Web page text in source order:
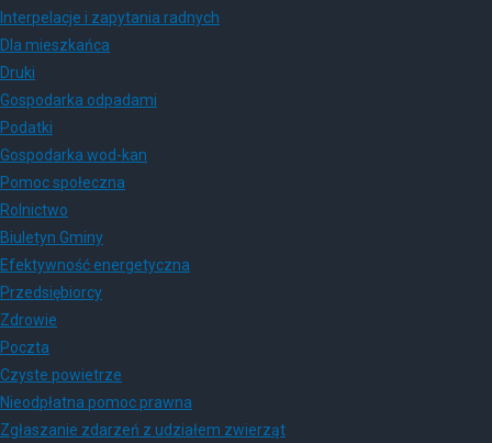
Interpelacje i zapytania radnych
Dla mieszkańca
Druki
Gospodarka odpadami
Podatki
Gospodarka wod-kan
Pomoc społeczna
Rolnictwo
Biuletyn Gminy
Efektywność energetyczna
Przedsiębiorcy
Zdrowie
Poczta
Czyste powietrze
Nieodpłatna pomoc prawna
Zgłaszanie zdarzeń z udziałem zwierząt